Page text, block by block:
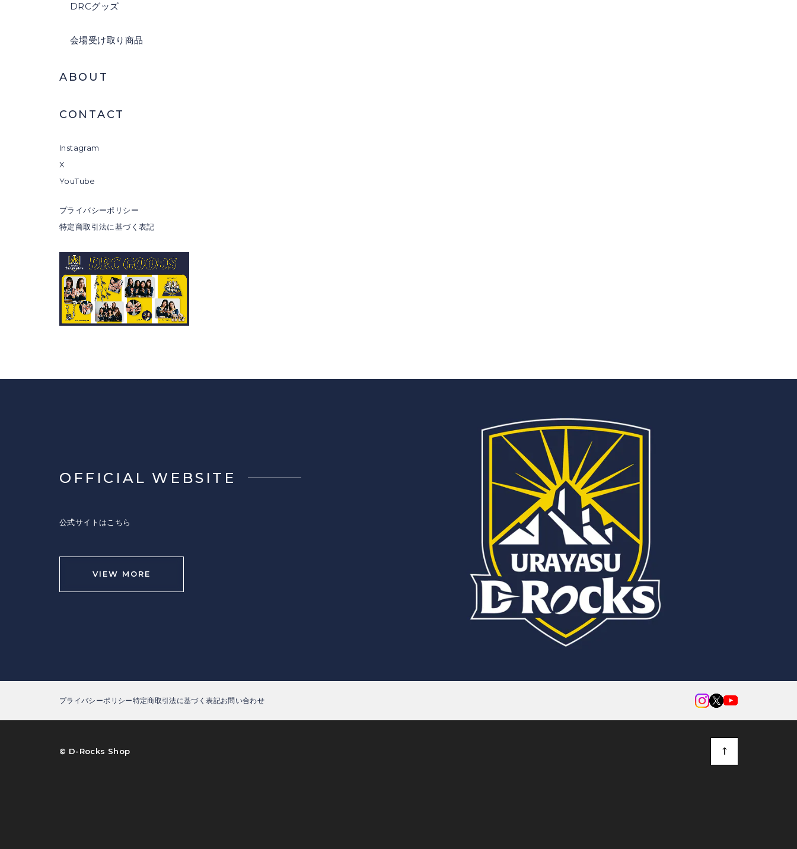
DRCグッズ
会場受け取り商品
ABOUT
CONTACT
Instagram
X
YouTube
プライバシーポリシー
特定商取引法に基づく表記
OFFICIAL WEBSITE
公式サイトはこちら
VIEW MORE
プライバシーポリシー特定商取引法に基づく表記お問い合わせ
©︎ D-Rocks Shop